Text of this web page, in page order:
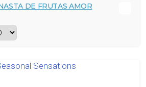
DE FRUTAS AMOR